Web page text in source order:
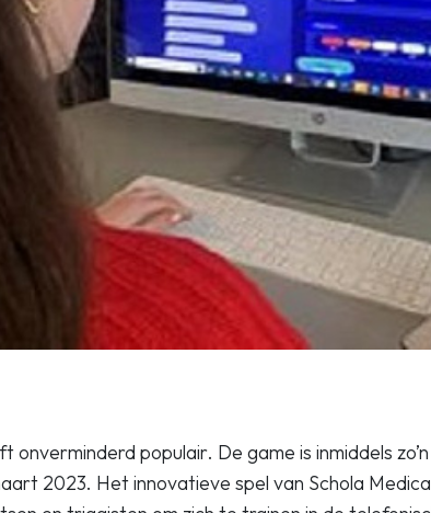
onverminderd populair. De game is inmiddels
2023. Het innovatieve spel van Schola